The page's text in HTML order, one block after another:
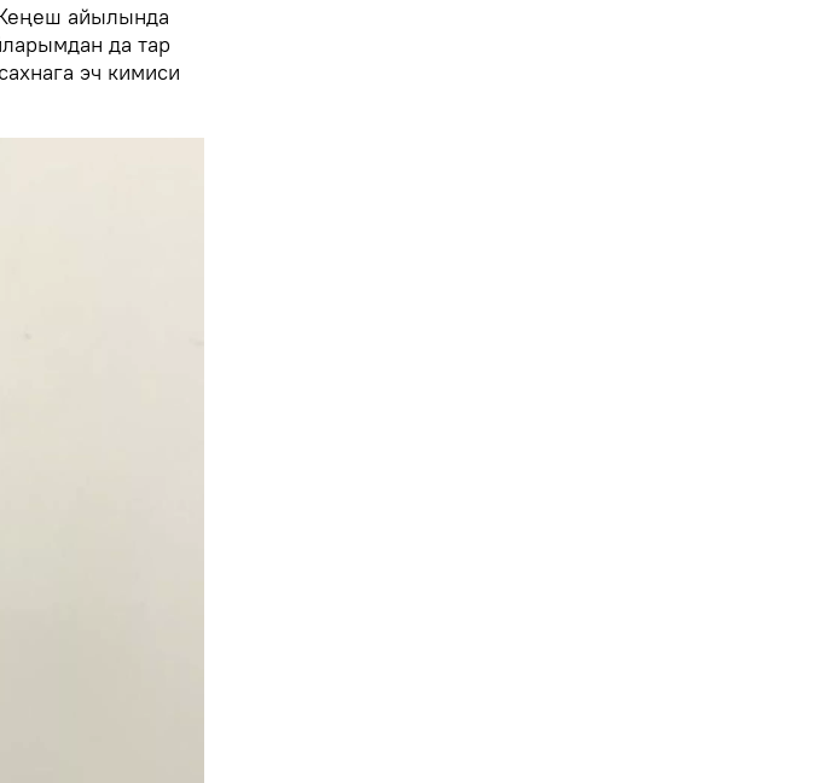
айылында
да тар
эч кимиси